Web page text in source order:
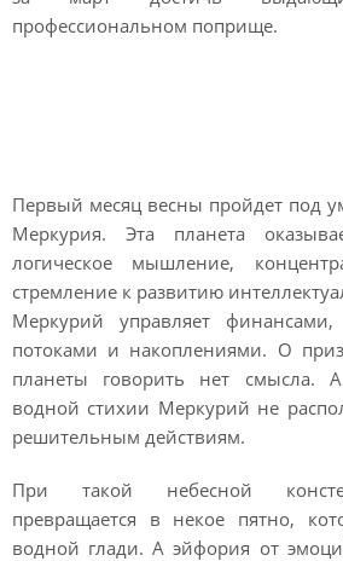
профессиональном поприще.
Первый месяц весны пройдет под
Меркурия. Эта планета
логическое мышление,
стремление к развитию
Меркурий управляет
потоками и накоплениями. О
планеты говорить нет смысла.
водной стихии Меркурий не
решительным действиям.
При такой небесной
превращается в некое пятно,
водной глади. А эйфория от